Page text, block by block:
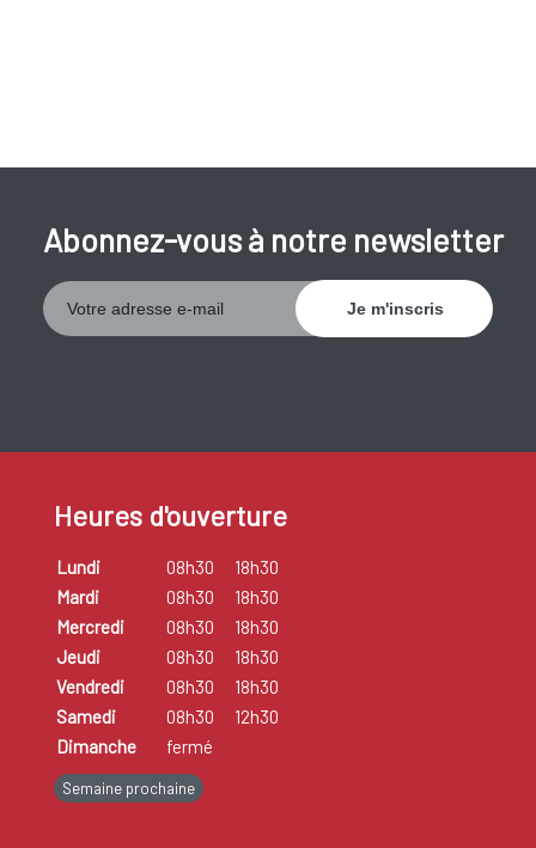
Abonnez-vous à notre newsletter
Heures d'ouverture
Lundi 08h30
18h30
Mardi
08h30
18h30
Mercredi
08h30
18h30
Jeudi
08h30
18h30
Vendredi
08h30
18h30
Samedi
08h30
12h30
Dimanche
fermé
Semaine prochaine